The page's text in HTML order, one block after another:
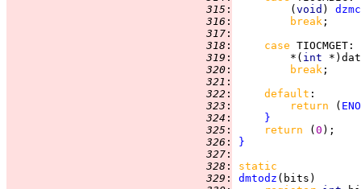
315 :
         (
void )
316 : break
317 :
318 : case TIOCMGET
319 :
         *(
int
320 : break
321 :
322 : default
323 : return (
324 :
}
325 : return ( 0
326 :
}
327 :
328 :
static
329 : dmtodz